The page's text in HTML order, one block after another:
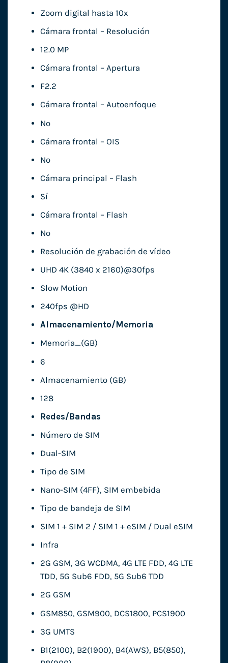
Zoom digital hasta 10x
Cámara frontal – Resolución
12.0 MP
Cámara frontal – Apertura
F2.2
Cámara frontal – Autoenfoque
No
Cámara frontal – OIS
No
Cámara principal – Flash
Sí
Cámara frontal – Flash
No
Resolución de grabación de vídeo
UHD 4K (3840 x 2160)@30fps
Slow Motion
240fps @HD
Almacenamiento/Memoria
Memoria_(GB)
6
Almacenamiento (GB)
128
Redes/Bandas
Número de SIM
Dual-SIM
Tipo de SIM
Nano-SIM (4FF), SIM embebida
Tipo de bandeja de SIM
SIM 1 + SIM 2 / SIM 1 + eSIM / Dual eSIM
Infra
2G GSM, 3G WCDMA, 4G LTE FDD, 4G LTE
TDD, 5G Sub6 FDD, 5G Sub6 TDD
2G GSM
GSM850, GSM900, DCS1800, PCS1900
3G UMTS
B1(2100), B2(1900), B4(AWS), B5(850),